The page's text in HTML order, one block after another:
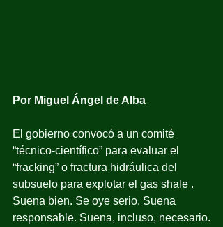
Por Miguel Ángel de Alba
El gobierno convocó a un comité
“técnico-científico” para evaluar el
“fracking” o fractura hidráulica del
subsuelo para explotar el gas shale .
Suena bien. Se oye serio. Suena
responsable. Suena, incluso, necesario.